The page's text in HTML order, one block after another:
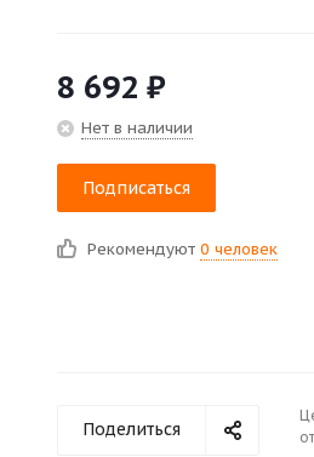
8 692 ₽
Нет в наличии
Подписаться
Рекомендуют 0 человек
Поделиться